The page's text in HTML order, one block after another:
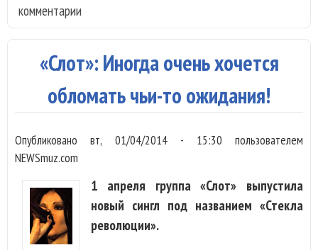
комментарии
«Слот»: Иногда очень хочется
обломать чьи-то ожидания!
Опубликовановт, 01/04/2014 - 15:30 пользователем
NEWSmuz.com
1 апреля группа «Слот» выпустила
новый сингл под названием «Стекла
революции».